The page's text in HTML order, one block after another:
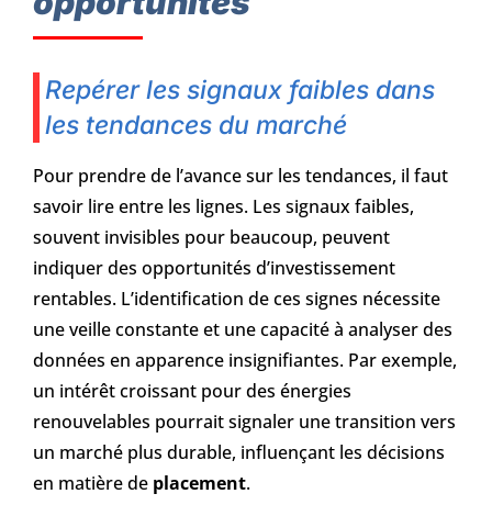
Repérer les signaux faibles dans
les tendances du marché
Pour prendre de l’avance sur les tendances, il faut
savoir lire entre les lignes. Les signaux faibles,
souvent invisibles pour beaucoup, peuvent
indiquer des opportunités d’investissement
rentables. L’identification de ces signes nécessite
une veille constante et une capacité à analyser des
données en apparence insignifiantes. Par exemple,
un intérêt croissant pour des énergies
renouvelables pourrait signaler une transition vers
un marché plus durable, influençant les décisions
en matière de placement.